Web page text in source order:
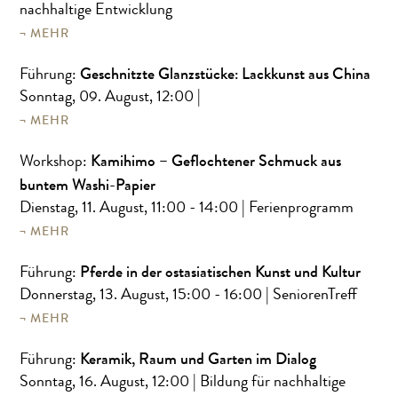
nachhaltige Entwicklung
MEHR
Führung:Geschnitzte Glanzstücke: Lackkunst aus China
Sonntag, 09. August, 12:00
MEHR
Workshop: Kamihimo – Geflochtener Schmuck aus
buntem Washi-Papier
Dienstag, 11. August, 11:00 - 14:00 | Ferienprogramm
MEHR
Führung: Pferde in der ostasiatischen Kunst und Kultur
Donnerstag, 13. August, 15:00 - 16:00 | SeniorenTreff
MEHR
Führung: Keramik, Raum und Garten im Dialog
Sonntag, 16. August, 12:00
| Bildung für nachhaltige